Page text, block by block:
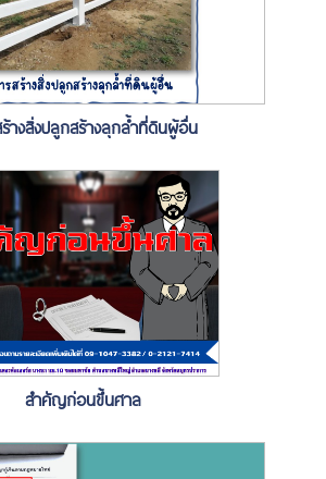
างสิ่งปลูกสร้างลุกล้ำที่ดินผู้อื่น
สำคัญก่อนขึ้นศาล